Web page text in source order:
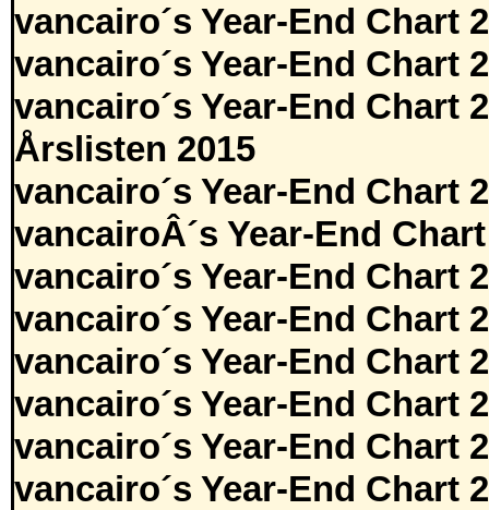
vancairo´s Year-End Chart
vancairo´s Year-End Chart
vancairo´s Year-End Chart
Årslisten 2015
vancairo´s Year-End Chart
vancairoÂ´s Year-End
vancairo´s Year-End Chart
vancairo´s Year-End Chart
vancairo´s Year-End Chart
vancairo´s Year-End Chart
vancairo´s Year-End Chart
vancairo´s Year-End Chart